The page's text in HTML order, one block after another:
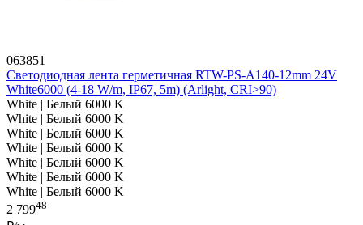
063851
Светодиодная лента герметичная RTW-PS-A140-12mm 24V
White6000 (4-18 W/m, IP67, 5m) (Arlight, CRI>90)
White | Белый 6000 K
White | Белый 6000 K
White | Белый 6000 K
White | Белый 6000 K
White | Белый 6000 K
White | Белый 6000 K
White | Белый 6000 K
2 79948